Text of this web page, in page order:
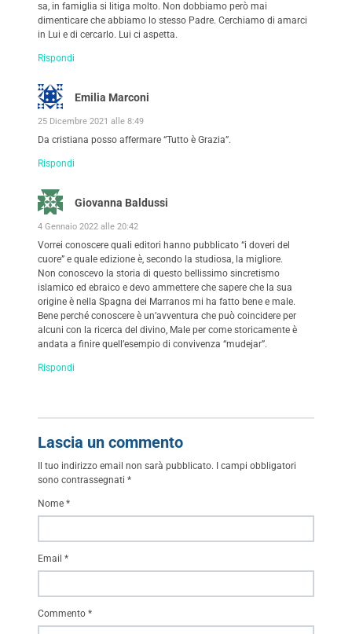
sa, in famiglia si litiga molto. Non dobbiamo però mai
dimenticare che abbiamo lo stesso Padre. Cerchiamo di amarci
in Lui e di cercarlo. Lui ci aspetta.
Rispondi
Emilia Marconi
25 Dicembre 2021 alle 8:49
Da cristiana posso affermare “Tutto è Grazia”.
Rispondi
Giovanna Baldussi
4 Gennaio 2022 alle 20:42
Vorrei conoscere quali editori hanno pubblicato “i doveri del
cuore” e quale edizione è, secondo la studiosa, la migliore.
Non conoscevo la storia di questo bellissimo sincretismo
islamico ed ebraico e devo ammettere che sapere che la sua
origine è nella Spagna dei Marranos mi ha fatto bene e male.
Bene perché conoscere è un’avventura che può coincidere per
alcuni con la ricerca del divino, Male per come storicamente è
andata a finire quell’esempio di convivenza “mudejar”.
Rispondi
Lascia un commento
Il tuo indirizzo email non sarà pubblicato.
I campi obbligatori
sono contrassegnati *
Commento *
Nome *
Email *